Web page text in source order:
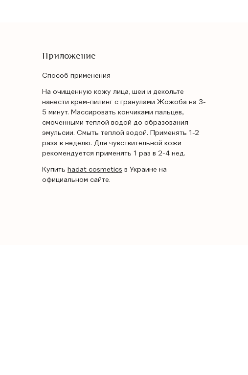
Приложение
Способ применения
На очищенную кожу лица, шеи и декольте
нанести крем-пилинг с гранулами Жожоба на 3-
5 минут. Массировать кончиками пальцев,
смоченными теплой водой до образования
эмульсии. Смыть теплой водой. Применять 1-2
раза в неделю. Для чувствительной кожи
рекомендуется применять 1 раз в 2-4 нед.
Купить hadat cosmetics в Украине на
официальном сайте.